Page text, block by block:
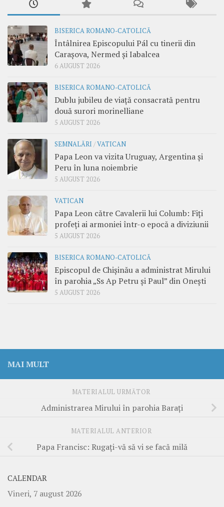
BISERICA ROMANO-CATOLICĂ
Întâlnirea Episcopului Pál cu tinerii din
Carașova, Nermed și Iabalcea
6 AUGUST 2026
BISERICA ROMANO-CATOLICĂ
Dublu jubileu de viață consacrată pentru
două surori morinelliane
5 AUGUST 2026
SEMNALĂRI /VATICAN
Papa Leon va vizita Uruguay, Argentina și
Peru în luna noiembrie
5 AUGUST 2026
VATICAN
Papa Leon către Cavalerii lui Columb: Fiți
profeți ai armoniei într-o epocă a diviziunii
5 AUGUST 2026
BISERICA ROMANO-CATOLICĂ
Episcopul de Chișinău a administrat Mirului
în parohia „Ss Ap Petru și Paul” din Onești
5 AUGUST 2026
MAI MULT
MATERIALUL URMĂTOR
Administrarea Mirului în parohia Barați
MATERIALUL ANTERIOR
Papa Francisc: Rugați-vă să vi se facă milă
CALENDAR
Vineri, 7 august 2026